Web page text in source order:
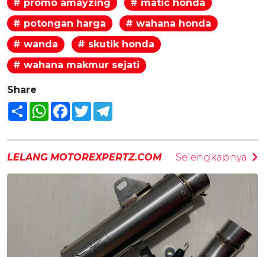
# promo amayzing
# matic honda
# potongan harga
# wahana honda
# wanda
# skutik honda
# wahana makmur sejati
Share
Share WhatsAppFacebook
Twitter
LELANG MOTOREXPERTZ.COM Selengkapnya